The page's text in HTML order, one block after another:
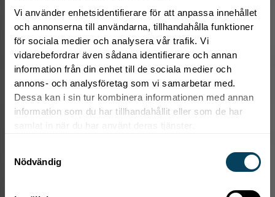
Vi använder enhetsidentifierare för att anpassa innehållet
och annonserna till användarna, tillhandahålla funktioner
för sociala medier och analysera vår trafik. Vi
vidarebefordrar även sådana identifierare och annan
information från din enhet till de sociala medier och
annons- och analysföretag som vi samarbetar med.
Dessa kan i sin tur kombinera informationen med annan
information som du har tillhandahållit eller som de har
samlat in när du har använt deras tjänster.
Nödvändig